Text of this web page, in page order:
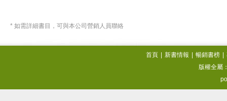
* 如需詳細書目，可與本公司營銷人員聯絡
首頁 新書情報 暢銷書榜
版權全屬